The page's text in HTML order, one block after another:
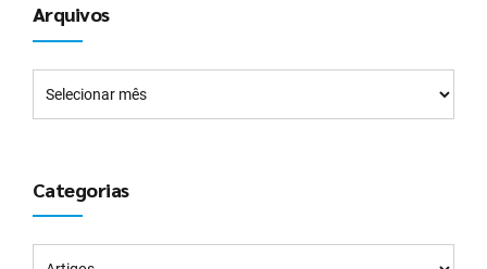
Arquivos
Categorias